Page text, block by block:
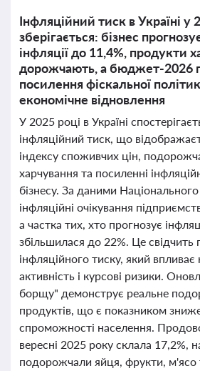
Інфляційний тиск в Україні у
зберігається: бізнес
інфляції до 11,4%, продукти
дорожчають, а бюджет-2026
посилення фіскальної
економічне відновлення
У 2025 році в Україні
інфляційний тиск, що
індексу споживчих цін,
харчування та посиленні
бізнесу. За даними
інфляційні очікування
а частка тих, хто прогнозує
збільшилася до 22%. Це свідчить
інфляційного тиску, який впливає
активність і курсові ризики.
борщу" демонструє реальне
продуктів, що є показником
спроможності населення.
вересні 2025 року склала 17,2%,
подорожчали яйця, фрукти, м'ясо